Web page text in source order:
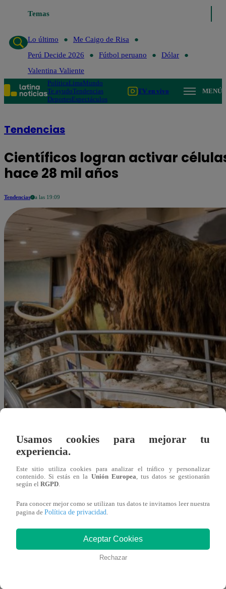
Temas
Lo último
Me Caigo de Risa
Perú Decide 2026
Fútbol peruano
Dólar
Valentina Valiente
PolíticaLimaMundo
Te ayudoTendencias
DeportesEspectáculos
TV en vivo MENÚ
Tendencias
Científicos logran activar
hace 28 mil años
Tendencias a las 19:09
Redacción Latina
12 de marzo 2019
Un grupo de científicos consiguió activar las células de
años. Lograron esta proeza implantándolas en ovocitos
El proyecto se realizó en Japón y trabajó con las células
muy bien conservados el 2011 en Siberia.
Usamos cookies para mejorar tu
experiencia.
Este sitio utiliza cookies para analizar el tráfico y personalizar
contenido. Si estás en la Unión Europea , tus datos se gestionarán
según el RGPD
Para conocer mejor como se utilizan tus datos te invitamos leer nuestra
pagina de Política de privacidad
Aceptar Cookies
Rechazar